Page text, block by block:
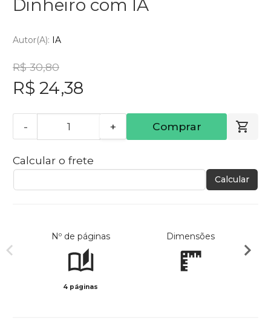
Dinheiro com IA
Autor(a): IA
R$ 30,80
R$ 24,38
- + Comprar
Calcular o frete
Calcular
Nº de páginas
4 páginas
Dimensões